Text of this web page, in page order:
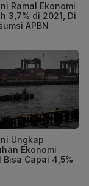
Ramal Ekonomi
3,7% di 2021, Di
APBN
Ungkap
Ekonomi
Bisa Capai 4,5%